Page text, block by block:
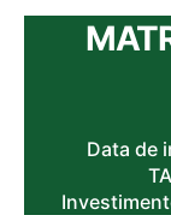
Data de